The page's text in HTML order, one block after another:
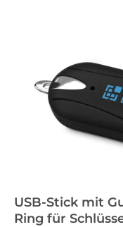
USB-Stick mit
Ring für